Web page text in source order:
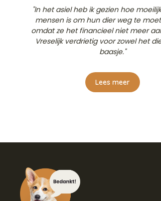
"In het asiel heb ik gezien hoe
mensen is om hun dier weg te
omdat ze het financieel niet meer
Vreselijk verdrietig voor zowel het
baasje."
Lees meer